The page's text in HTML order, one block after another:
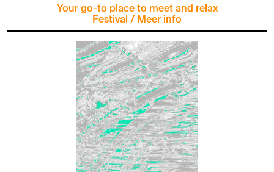
Your go-to place to meet and relax
Festival / Meer info